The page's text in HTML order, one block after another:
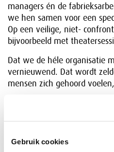
Gebruik cookies
managers én de
we hen samen voor een
Op een veilige, niet-
bijvoorbeeld met
Dat we de héle organisatie
vernieuwend. Dat wordt
mensen zich gehoord
18-06-2024